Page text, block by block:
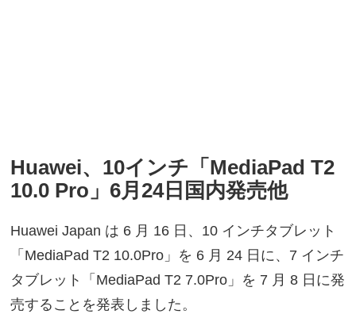
Huawei、10インチ「MediaPad T2
10.0 Pro」6月24日国内発売他
Huawei Japan は 6 月 16 日、10 インチタブレット
「MediaPad T2 10.0Pro」を 6 月 24 日に、7 インチ
タブレット「MediaPad T2 7.0Pro」を 7 月 8 日に発
売することを発表しました。